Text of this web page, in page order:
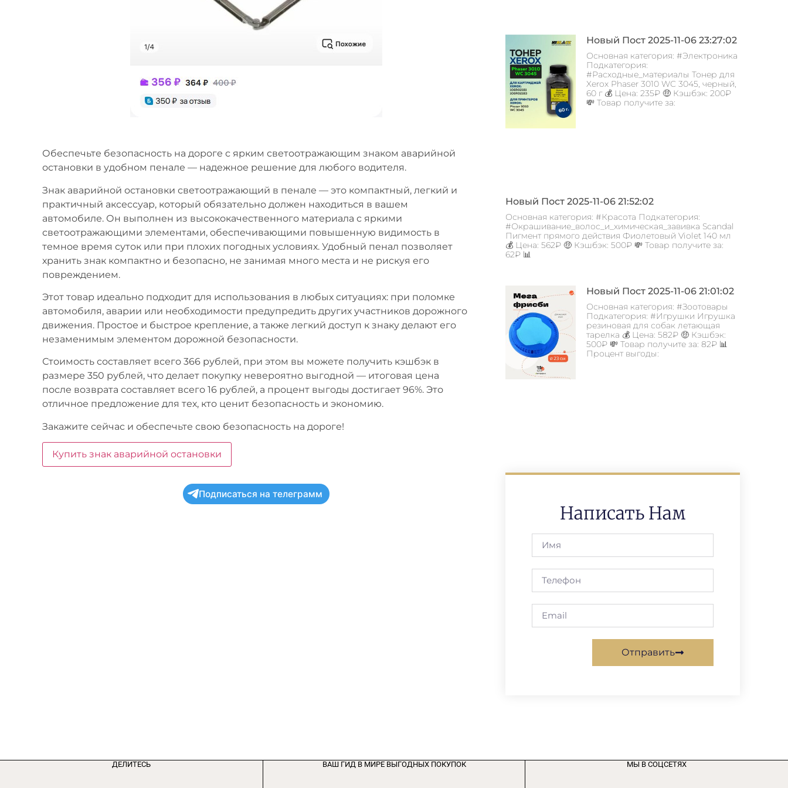
Обеспечьте безопасность на дороге с ярким светоотражающим знаком аварийной
остановки в удобном пенале — надежное решение для любого водителя.
Знак аварийной остановки светоотражающий в пенале — это компактный, легкий и
практичный аксессуар, который обязательно должен находиться в вашем
автомобиле. Он выполнен из высококачественного материала с яркими
светоотражающими элементами, обеспечивающими повышенную видимость в
темное время суток или при плохих погодных условиях. Удобный пенал позволяет
хранить знак компактно и безопасно, не занимая много места и не рискуя его
повреждением.
Этот товар идеально подходит для использования в любых ситуациях: при поломке
автомобиля, аварии или необходимости предупредить других участников дорожного
движения. Простое и быстрое крепление, а также легкий доступ к знаку делают его
незаменимым элементом дорожной безопасности.
Стоимость составляет всего 366 рублей, при этом вы можете получить кэшбэк в
размере 350 рублей, что делает покупку невероятно выгодной — итоговая цена
после возврата составляет всего 16 рублей, а процент выгоды достигает 96%. Это
отличное предложение для тех, кто ценит безопасность и экономию.
Закажите сейчас и обеспечьте свою безопасность на дороге!
Купить знак аварийной остановки
Подписаться на телеграмм
Новый Пост 2025-11-06 23:27:02
Основная категория: #Электроника
Подкатегория:
#Расходные_материалы Тонер для
Xerox Phaser 3010 WC 3045, черный,
60 г 💰 Цена: 235₽ 🤑 Кэшбэк: 200₽
💸 Товар получите за:
Новый Пост 2025-11-06 21:52:02
Основная категория: #Красота Подкатегория:
#Окрашивание_волос_и_химическая_завивка Scandal
Пигмент прямого действия Фиолетовый Violet 140 мл
💰 Цена: 562₽ 🤑 Кэшбэк: 500₽ 💸 Товар получите за:
62₽ 📊
Новый Пост 2025-11-06 21:01:02
Основная категория: #Зоотовары
Подкатегория: #Игрушки Игрушка
резиновая для собак летающая
тарелка 💰 Цена: 582₽ 🤑 Кэшбэк:
500₽ 💸 Товар получите за: 82₽ 📊
Процент выгоды:
Написать Нам
Отправить
ДЕЛИТЕСЬ ВАШ ГИД В МИРЕ ВЫГОДНЫХ ПОКУПОК МЫ В СОЦСЕТЯХ